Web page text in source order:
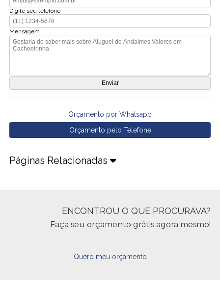
Digite seu telefone
Mensagem
Orçamento por Whatsapp
Orçamento pelo Telefone
Páginas Relacionadas
ENCONTROU O QUE PROCURAVA?
Faça seu orçamento grátis agora mesmo!
Quero meu orçamento